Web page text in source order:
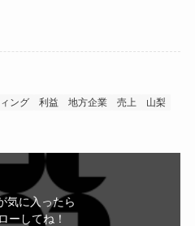
ング 利益 地方企業 売上
山梨
気に入ったら
ーしてね！